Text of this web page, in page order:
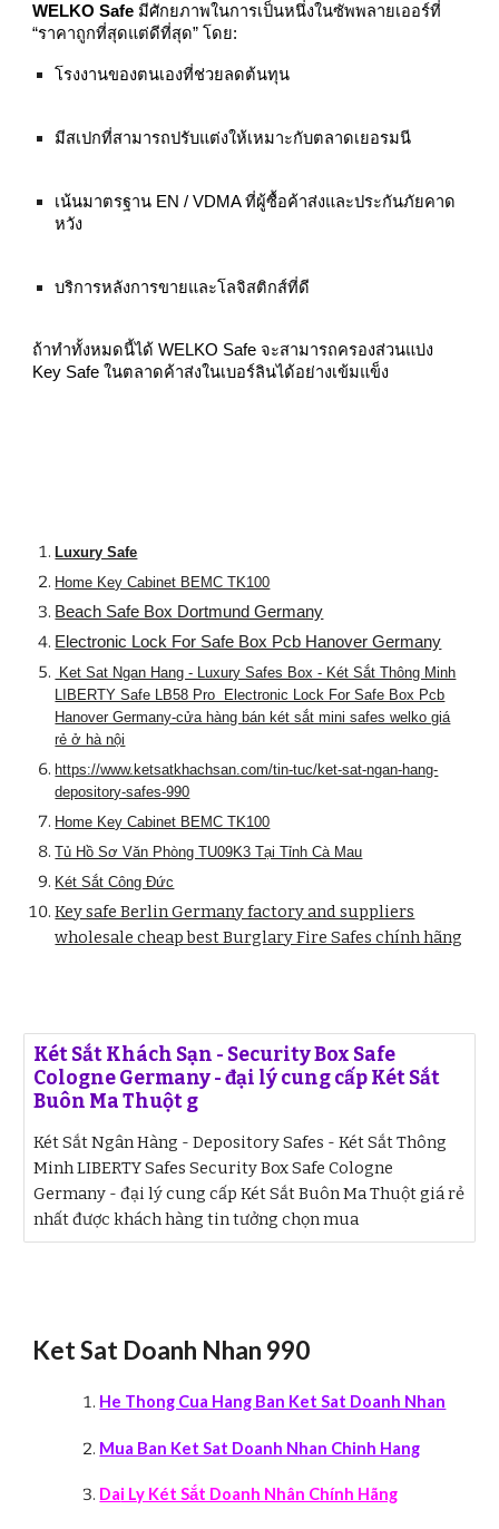
WELKO Safe มีศักยภาพในการเป็นหนึ่งในซัพพลายเออร์ที่
“ราคาถูกที่สุดแต่ดีที่สุด” โดย:
โรงงานของตนเองที่ช่วยลดต้นทุน
มีสเปกที่สามารถปรับแต่งให้เหมาะกับตลาดเยอรมนี
เน้นมาตรฐาน EN / VDMA ที่ผู้ซื้อค้าส่งและประกันภัยคาด
หวัง
บริการหลังการขายและโลจิสติกส์ที่ดี
ถ้าทำทั้งหมดนี้ได้ WELKO Safe จะสามารถครองส่วนแบ่ง
Key Safe ในตลาดค้าส่งในเบอร์ลินได้อย่างเข้มแข็ง
Luxury Safe
Home Key Cabinet BEMC TK100
Beach Safe Box Dortmund Germany
Electronic Lock For Safe Box Pcb Hanover Germany
Ket Sat Ngan Hang - Luxury Safes Box - Két Sắt Thông Minh
LIBERTY Safe LB58 Pro Electronic Lock For Safe Box Pcb
Hanover Germany-cửa hàng bán két sắt mini safes welko giá
rẻ ở hà nội
https://www.ketsatkhachsan.com/tin-tuc/ket-sat-ngan-hang-
depository-safes-990
Home Key Cabinet BEMC TK100
Tủ Hồ Sơ Văn Phòng TU09K3 Tại Tỉnh Cà Mau
Két Sắt Công Đức
Key safe Berlin Germany factory and suppliers
wholesale cheap best Burglary Fire Safes chính hãng
Két Sắt Khách Sạn - Security Box Safe
Cologne Germany - đại lý cung cấp Két Sắt
Buôn Ma Thuột g
Két Sắt Ngân Hàng - Depository Safes - Két Sắt Thông
Minh LIBERTY Safes Security Box Safe Cologne
Germany - đại lý cung cấp Két Sắt Buôn Ma Thuột giá rẻ
nhất được khách hàng tin tưởng chọn mua
Ket Sat Doanh Nhan 990
He Thong Cua Hang Ban Ket Sat Doanh Nhan
Mua Ban Ket Sat Doanh Nhan Chinh Hang
Dai Ly Két Sắt Doanh Nhân Chính Hãng